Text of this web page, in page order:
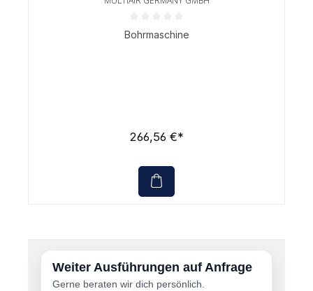
Durchschnittliche Bewertung von 0 von 5 Sternen
Bohrmaschine
266,56 €*
Weiter Ausführungen auf Anfrage
Gerne beraten wir dich persönlich.